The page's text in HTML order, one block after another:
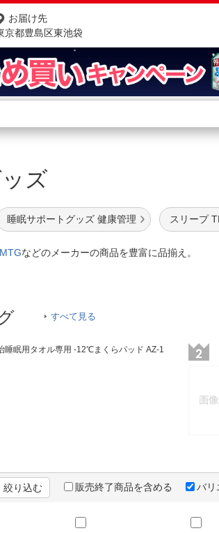
お届け先
京都豊島区東池袋
グからさがす
一覧からさがす
サポート
質問・お問合せ
規約
ッズ
睡眠サポートグッズ 健康管理 スリープ
MTGなどのメーカーの商品を豊富に品揃え。
すべて見る
眠用タオル専用 -12℃まくらパッド AZ-1
絞り込む 販売終了商品を含める バリ